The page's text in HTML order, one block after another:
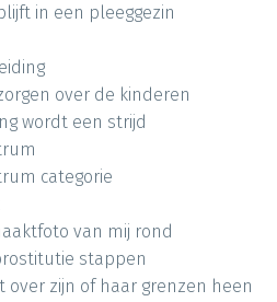
in een pleeggezin
over de kinderen
wordt een strijd
categorie
van mij rond
stappen
over zijn of haar grenzen heen